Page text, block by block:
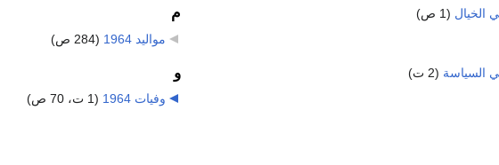
(1 ص)
(2 ت)
م
مواليد 1964 (284 ص)
و
وفيات 1964 (1 ت، 70 ص)